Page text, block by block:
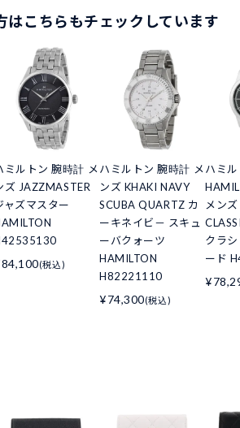
はこちらもチェックしています
ミルトン 腕時計 メ
ズ JAZZMASTER
ャズマスター
(税込)
ハミルトン 腕時計 メ
ンズ KHAKI NAVY
SCUBA QUARTZ カ
ーキネイビ－ スキュ
ーバクォーツ
HAMILTON
H82221110
¥74,300(税込)
ハミ
メン
クラ
ード